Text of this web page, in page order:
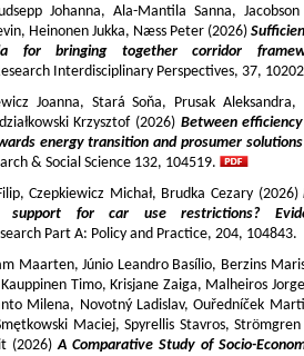
Johanna, Ala-Mantila Sanna,
Heinonen Jukka, Næss Peter (2026)
for bringing together corridor
Interdisciplinary Perspectives, 37,
Joanna, Stará Soňa, Prusak Aleksandra,
Krzysztof (2026) Between
energy transition and prosumer solutions
& Social Science 132, 104519.
Czepkiewicz Michał, Brudka Cezary (2026)
support for car use restrictions?
Part A: Policy and Practice, 204, 104843.
Maarten, Júnio Leandro Basílio, Berzins
Timo, Krisjane Zaiga, Malheiros
Milena, Novotný Ladislav, Ouředníček
Maciej, Spyrellis Stavros,
(2026)A Comparative Study of Socio-